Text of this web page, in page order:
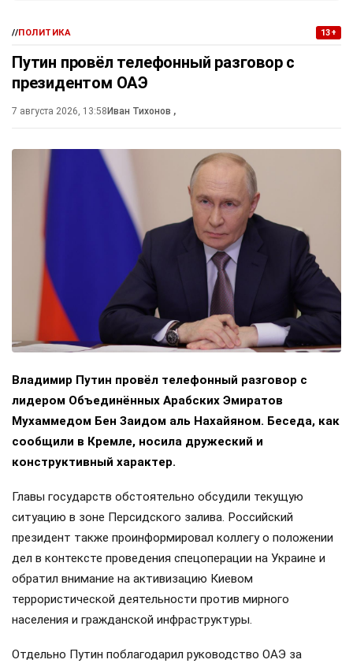
//ПОЛИТИКА 13+
Путин провёл телефонный разговор с
президентом ОАЭ
7 августа 2026, 13:58 Иван Тихонов ,
Владимир Путин провёл телефонный разговор с
лидером Объединённых Арабских Эмиратов
Мухаммедом Бен Заидом аль Нахайяном. Беседа, как
сообщили в Кремле, носила дружеский и
конструктивный характер.
Главы государств обстоятельно обсудили текущую
ситуацию в зоне Персидского залива. Российский
президент также проинформировал коллегу о положении
дел в контексте проведения спецоперации на Украине и
обратил внимание на активизацию Киевом
террористической деятельности против мирного
населения и гражданской инфраструктуры.
Отдельно Путин поблагодарил руководство ОАЭ за